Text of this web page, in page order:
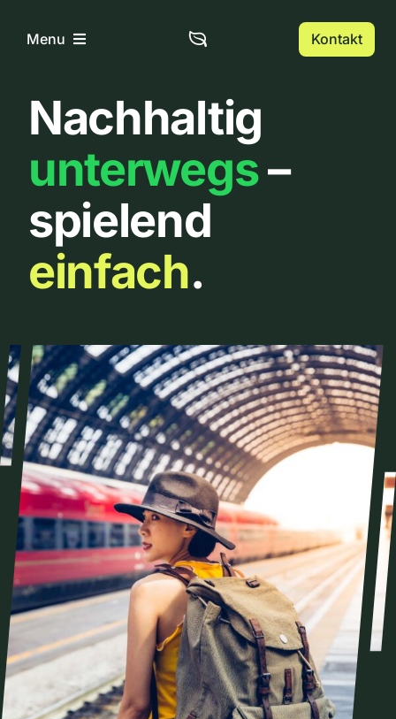
InhaltMenu
Home
Über uns
Urbanlist
Kontakt
Nachhaltig
unterwegs–
spielend
einfach.